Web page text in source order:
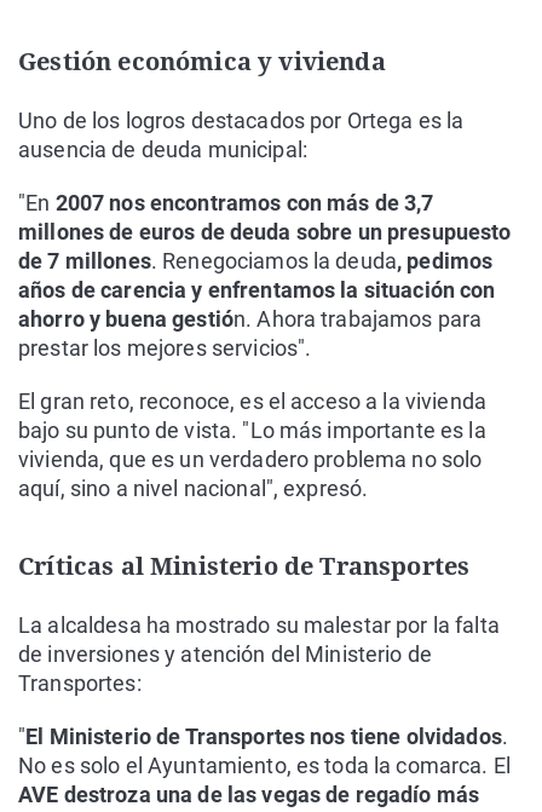
Gestión económica y vivienda
Uno de los logros destacados por Ortega es la
ausencia de deuda municipal:
"En 2007 nos encontramos con más de 3,7
millones de euros de deuda sobre un presupuesto
de 7 millones. Renegociamos la deuda, pedimos
años de carencia y enfrentamos la situación con
ahorro y buena gestión. Ahora trabajamos para
prestar los mejores servicios".
El gran reto, reconoce, es el acceso a la vivienda
bajo su punto de vista. "Lo más importante es la
vivienda, que es un verdadero problema no solo
aquí, sino a nivel nacional", expresó.
Críticas al Ministerio de Transportes
La alcaldesa ha mostrado su malestar por la falta
de inversiones y atención del Ministerio de
Transportes:
"El Ministerio de Transportes nos tiene olvidados.
No es solo el Ayuntamiento, es toda la comarca. El
AVE destroza una de las vegas de regadío más